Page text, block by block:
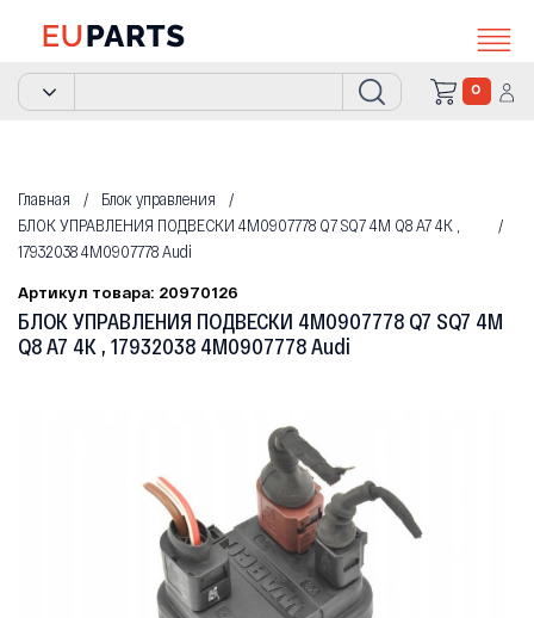
0
Главная
Блок управления
БЛОК УПРАВЛЕНИЯ ПОДВЕСКИ 4M0907778 Q7 SQ7 4M Q8 A7 4K ,
17932038 4M0907778 Audi
Артикул товара: 20970126
БЛОК УПРАВЛЕНИЯ ПОДВЕСКИ 4M0907778 Q7 SQ7 4M
Q8 A7 4K , 17932038 4M0907778 Audi